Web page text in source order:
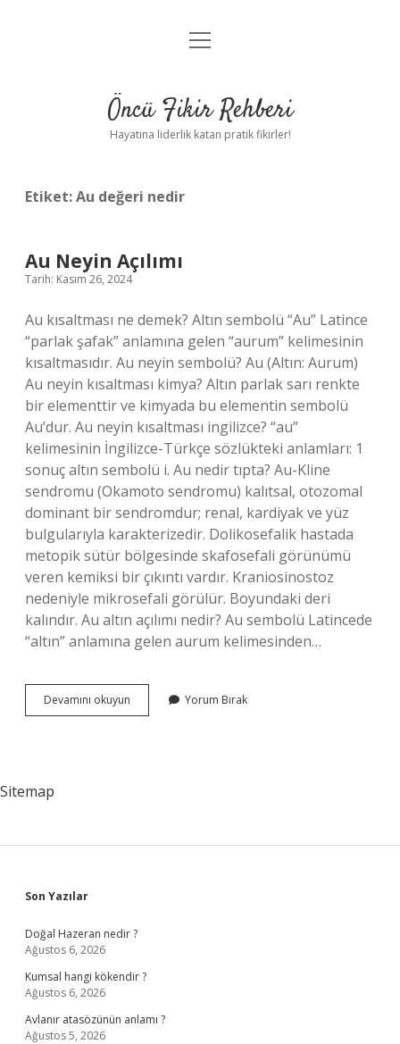
Anasayfa
Yasal Uyarı
menüyü
Öncü Fikir Rehberi
Hayatına liderlik katan pratik fikirler!
Etiket:Au değeri nedir
Au Neyin Açılımı
Tarih: Kasım 26, 2024
Au kısaltması ne demek? Altın sembolü “Au” Latince
“parlak şafak” anlamına gelen “aurum” kelimesinin
kısaltmasıdır. Au neyin sembolü? Au (Altın: Aurum)
Au neyin kısaltması kimya? Altın parlak sarı renkte
bir elementtir ve kimyada bu elementin sembolü
Au’dur. Au neyin kısaltması ingilizce? “au”
kelimesinin İngilizce-Türkçe sözlükteki anlamları: 1
sonuç altın sembolü i. Au nedir tıpta? Au-Kline
sendromu (Okamoto sendromu) kalıtsal, otozomal
dominant bir sendromdur; renal, kardiyak ve yüz
bulgularıyla karakterizedir. Dolikosefalik hastada
metopik sütür bölgesinde skafosefali görünümü
veren kemiksi bir çıkıntı vardır. Kraniosinostoz
nedeniyle mikrosefali görülür. Boyundaki deri
kalındır. Au altın açılımı nedir? Au sembolü Latincede
“altın” anlamına gelen aurum kelimesinden…
Devamını okuyun
Neyin
Yorum Bırak
Sitemap
Sidebar
Son Yazılar
Doğal Hazeran nedir ?
Ağustos 6, 2026
Kumsal hangi kökendir ?
Ağustos 6, 2026
Avlanır atasözünün anlamı ?
Ağustos 5, 2026